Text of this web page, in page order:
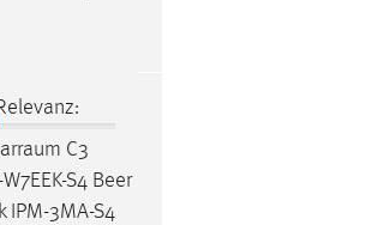
C3
S4 Beer
IPM-3MA-S4